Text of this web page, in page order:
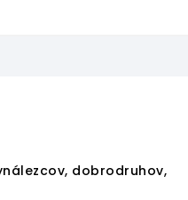
dobrodruhov,